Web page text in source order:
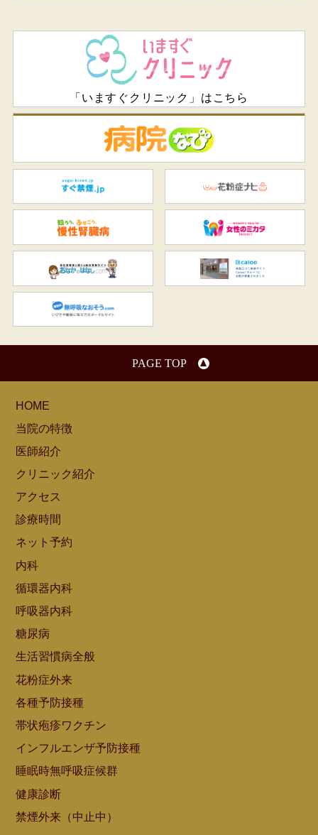
「いますぐクリニック」はこちら
すぐ禁煙.jp
知ろう、ふせごう。慢性腎臓
おなかのはなし.com
PAGE TOP
HOME
当院の特徴
医師紹介
クリニック紹介
アクセス
診療時間
ネット予約
内科
循環器内科
呼吸器内科
糖尿病
生活習慣病全般
花粉症外来
各種予防接種
帯状疱疹ワクチン
インフルエンザ予防接種
睡眠時無呼吸症候群
健康診断
禁煙外来（中止中）